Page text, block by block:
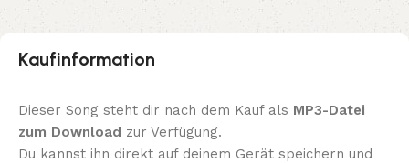
Kaufinformation
Dieser Song steht dir nach dem Kauf als MP3-Datei
zum Download zur Verfügung.
Du kannst ihn direkt auf deinem Gerät speichern und